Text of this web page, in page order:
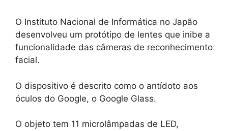
O Instituto Nacional de Informática no Japão
desenvolveu um protótipo de lentes que inibe a
funcionalidade das câmeras de reconhecimento
facial.
O dispositivo é descrito como o antídoto aos
óculos do Google, o Google Glass.
O objeto tem 11 microlâmpadas de LED,